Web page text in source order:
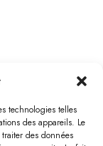
technologies telles
des appareils. Le
des données